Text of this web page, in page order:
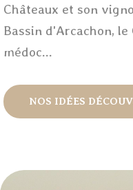
Châteaux et son
Bassin d'Arcachon,
médoc...
NOS IDÉES